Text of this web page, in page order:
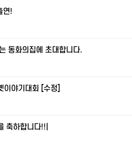
연!
동화의집에 초대합니다.
야기대회 [수정]
축하합니다!!|